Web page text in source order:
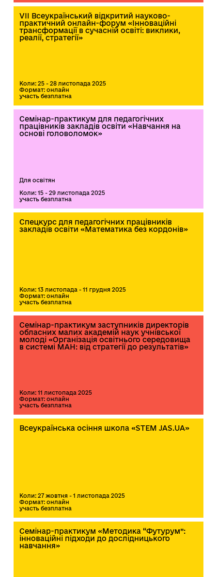
VII Всеукраїнський відкритий науково-
практичний онлайн-форум «Інноваційні
трансформації в сучасній освіті: виклики,
реалії, стратегії»
Коли: 25 - 28 листопада 2025
Формат: онлайн
участь безплатна
Семінар-практикум для педагогічних
працівників закладів освіти «Навчання на
основі головоломок»
Для освітян
Коли: 15 - 29 листопада 2025
участь безплатна
Спецкурс для педагогічних працівників
закладів освіти «Математика без кордонів»
Коли: 13 листопада - 11 грудня 2025
Формат: онлайн
участь безплатна
Семінар-практикум заступників директорів
обласних малих академій наук учнівської
молоді «Організація освітнього середовища
в системі МАН: від стратегії до результатів»
Коли: 11 листопада 2025
Формат: онлайн
участь безплатна
Всеукраїнська осіння школа «STEM JAS.UA»
Коли: 27 жовтня - 1 листопада 2025
Формат: онлайн
участь безплатна
Семінар-практикум «Методика “Футурум”:
інноваційні підходи до дослідницького
навчання»